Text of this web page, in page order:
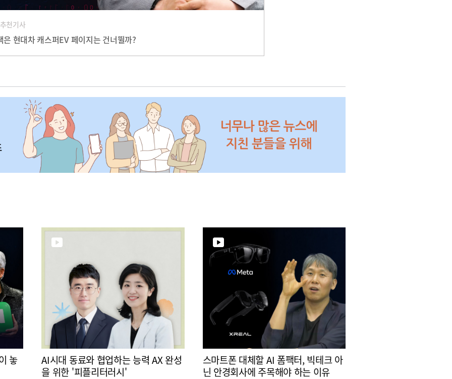
천기사
은 현대차 캐스퍼EV 페이지는 건너뛸까?
놓
AI시대 동료와 협업하는 능력 AX 완성
을 위한 '피플리터러시'
스마트폰 대체할 AI 폼팩터, 빅테크 아
닌 안경회사에 주목해야 하는 이유